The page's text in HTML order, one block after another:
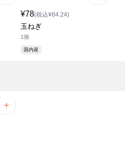
¥78(税込¥84.24)
玉ねぎ
1個
国内産